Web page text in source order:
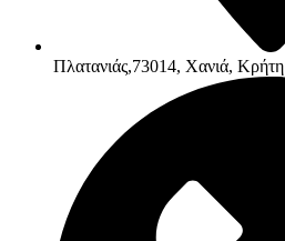
Πλατανιάς,73014, Χανιά, Κρήτη